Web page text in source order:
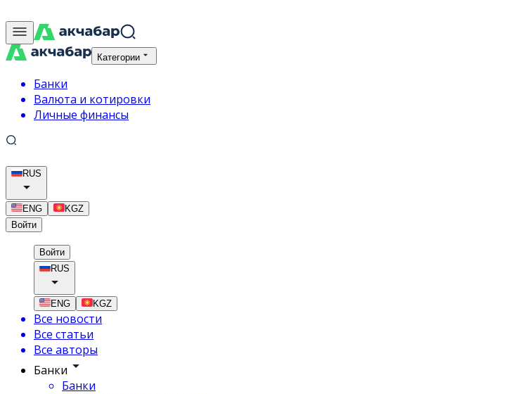
Категории
Банки
Валюта и котировки
Личные финансы
RUS
ENG
KGZ
Войти
Войти
RUS
ENG KGZ
Все новости
Все статьи
Все авторы
Банки
Банки